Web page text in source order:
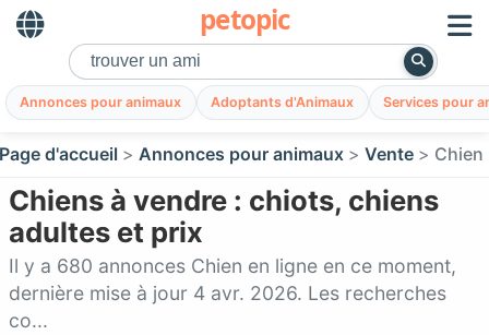
petopic
Annonces pour animaux Adoptants d'Animaux Services pour
Page d'accueil Annonces pour animaux Vente Chien
Chiens à vendre : chiots, chiens
adultes et prix
Il y a 680 annonces Chien en ligne en ce moment,
dernière mise à jour 4 avr. 2026. Les recherches
co...